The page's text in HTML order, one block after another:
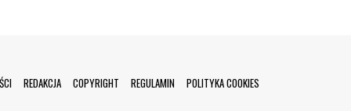
REDAKCJA COPYRIGHT REGULAMIN POLITYKA COOKIES